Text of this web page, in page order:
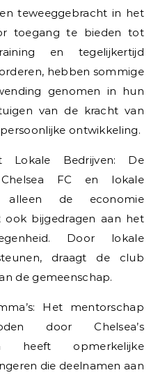
teweeggebracht in het
toegang te bieden tot
en tegelijkertijd
hebben sommige
genomen in hun
van de kracht van
ontwikkeling.
Lokale Bedrijven: De
FC en lokale
de economie
ook bijgedragen aan het
Door lokale
draagt de club
de gemeenschap.
Het mentorschap
door Chelsea’s
heeft opmerkelijke
die deelnamen aan